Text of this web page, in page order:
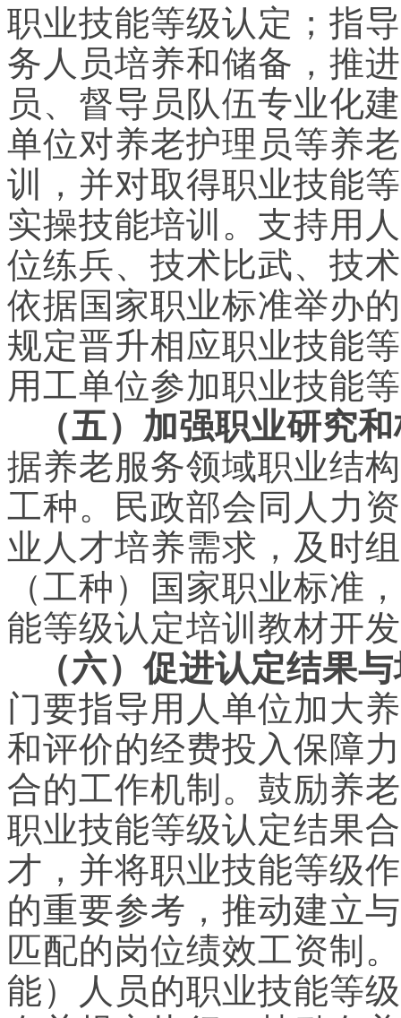
职业技能等级认定；指
务人员培养和储备，推
员、督导员队伍专业化
单位对养老护理员等养
训，并对取得职业技能
实操技能培训。支持用
位练兵、技术比武、技
依据国家职业标准举办
规定晋升相应职业技能
用工单位参加职业技能
（五）加强职业研究
据养老服务领域职业结
工种。民政部会同人力
业人才培养需求，及时
（工种）国家职业标准
能等级认定培训教材开
（六）促进认定结果
门要指导用人单位加大
和评价的经费投入保障
合的工作机制。鼓励养
职业技能等级认定结果
才，并将职业技能等级
的重要参考，推动建立
匹配的岗位绩效工资制
能）人员的职业技能等